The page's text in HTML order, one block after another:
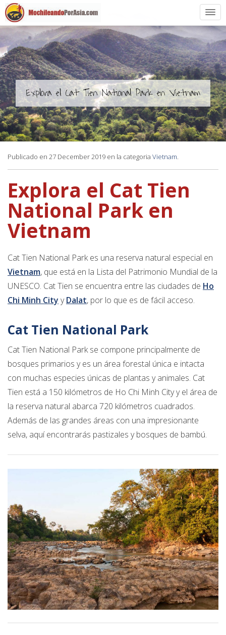
Preparación
Países de Asia
Rutas de mochileros
Vuelos a Asia
Blogs
Guías
Explora el Cat Tien National Park en Vietnam
Publicado en 27 December 2019 en la categoria Vietnam.
Explora el Cat Tien
National Park en
Vietnam
Cat Tien National Park es una reserva natural especial en
Vietnam, que está en la Lista del Patrimonio Mundial de la
UNESCO. Cat Tien se encuentra entre las ciudades de Ho
Chi Minh City yDalat, por lo que es de fácil acceso.
Cat Tien National Park
Cat Tien National Park se compone principalmente de
bosques primarios y es un área forestal única e intacta
con muchas especies únicas de plantas y animales. Cat
Tien está a 150 kilómetros de Ho Chi Minh City y el área de
la reserva natural abarca 720 kilómetros cuadrados.
Además de las grandes áreas con una impresionante
selva, aquí encontrarás pastizales y bosques de bambú.